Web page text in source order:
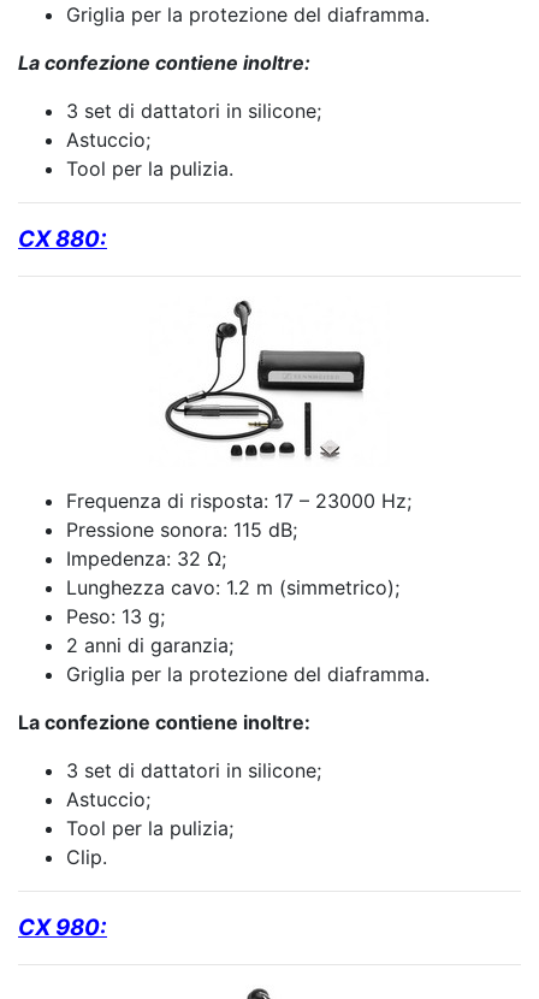
Griglia per la protezione del diaframma.
La confezione contiene inoltre:
3 set di dattatori in silicone;
Astuccio;
Tool per la pulizia.
CX 880:
Frequenza di risposta: 17 – 23000 Hz;
Pressione sonora: 115 dB;
Impedenza: 32 Ω;
Lunghezza cavo: 1.2 m (simmetrico);
Peso: 13 g;
2 anni di garanzia;
Griglia per la protezione del diaframma.
La confezione contiene inoltre:
3 set di dattatori in silicone;
Astuccio;
Tool per la pulizia;
Clip.
CX 980: